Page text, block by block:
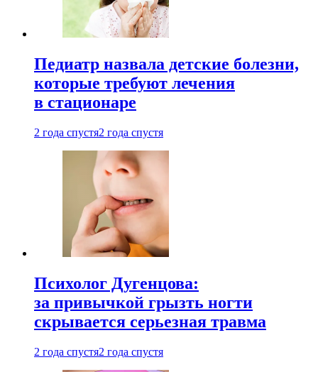
Педиатр назвала детские болезни,
которые требуют лечения
в стационаре
2 года спустя2 года спустя
Психолог Дугенцова:
за привычкой грызть ногти
скрывается серьезная травма
2 года спустя2 года спустя